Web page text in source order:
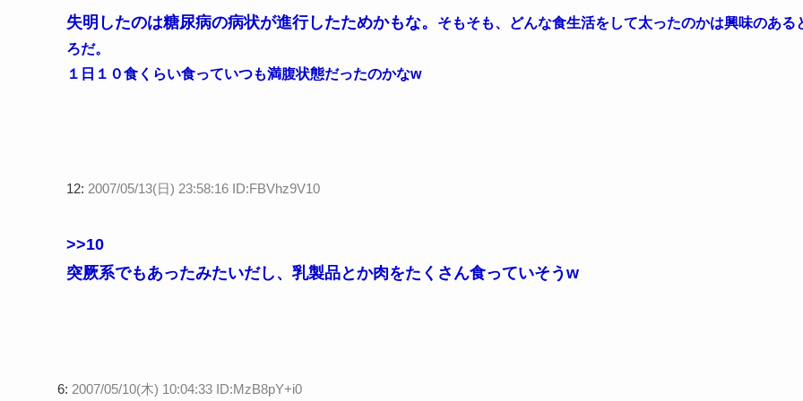
失明したのは糖尿病の病状が進行したためかもな。
そもそも、どんな食生活をして太ったのかは興味のある
ろだ。
１日１０食くらい食っていつも満腹状態だったのかなw
12: 2007/05/13(日) 23:58:16 ID:FBVhz9V10
>>10
突厥系でもあったみたいだし、乳製品とか肉をたくさん食っていそうw
6: 2007/05/10(木) 10:04:33 ID:MzB8pY+i0